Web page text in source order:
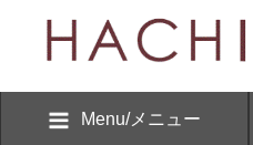
Menu/メニュー